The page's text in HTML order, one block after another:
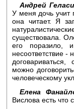
Андрей
У меня дочь учит
она читает. Я
существовала.
его поразило,
несоответствие -
можно
человеческому
Елена
Вислова есть что